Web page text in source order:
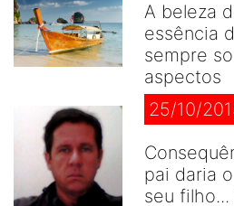
A beleza
essência
sempre
aspectos
25/10/
pai daria
seu